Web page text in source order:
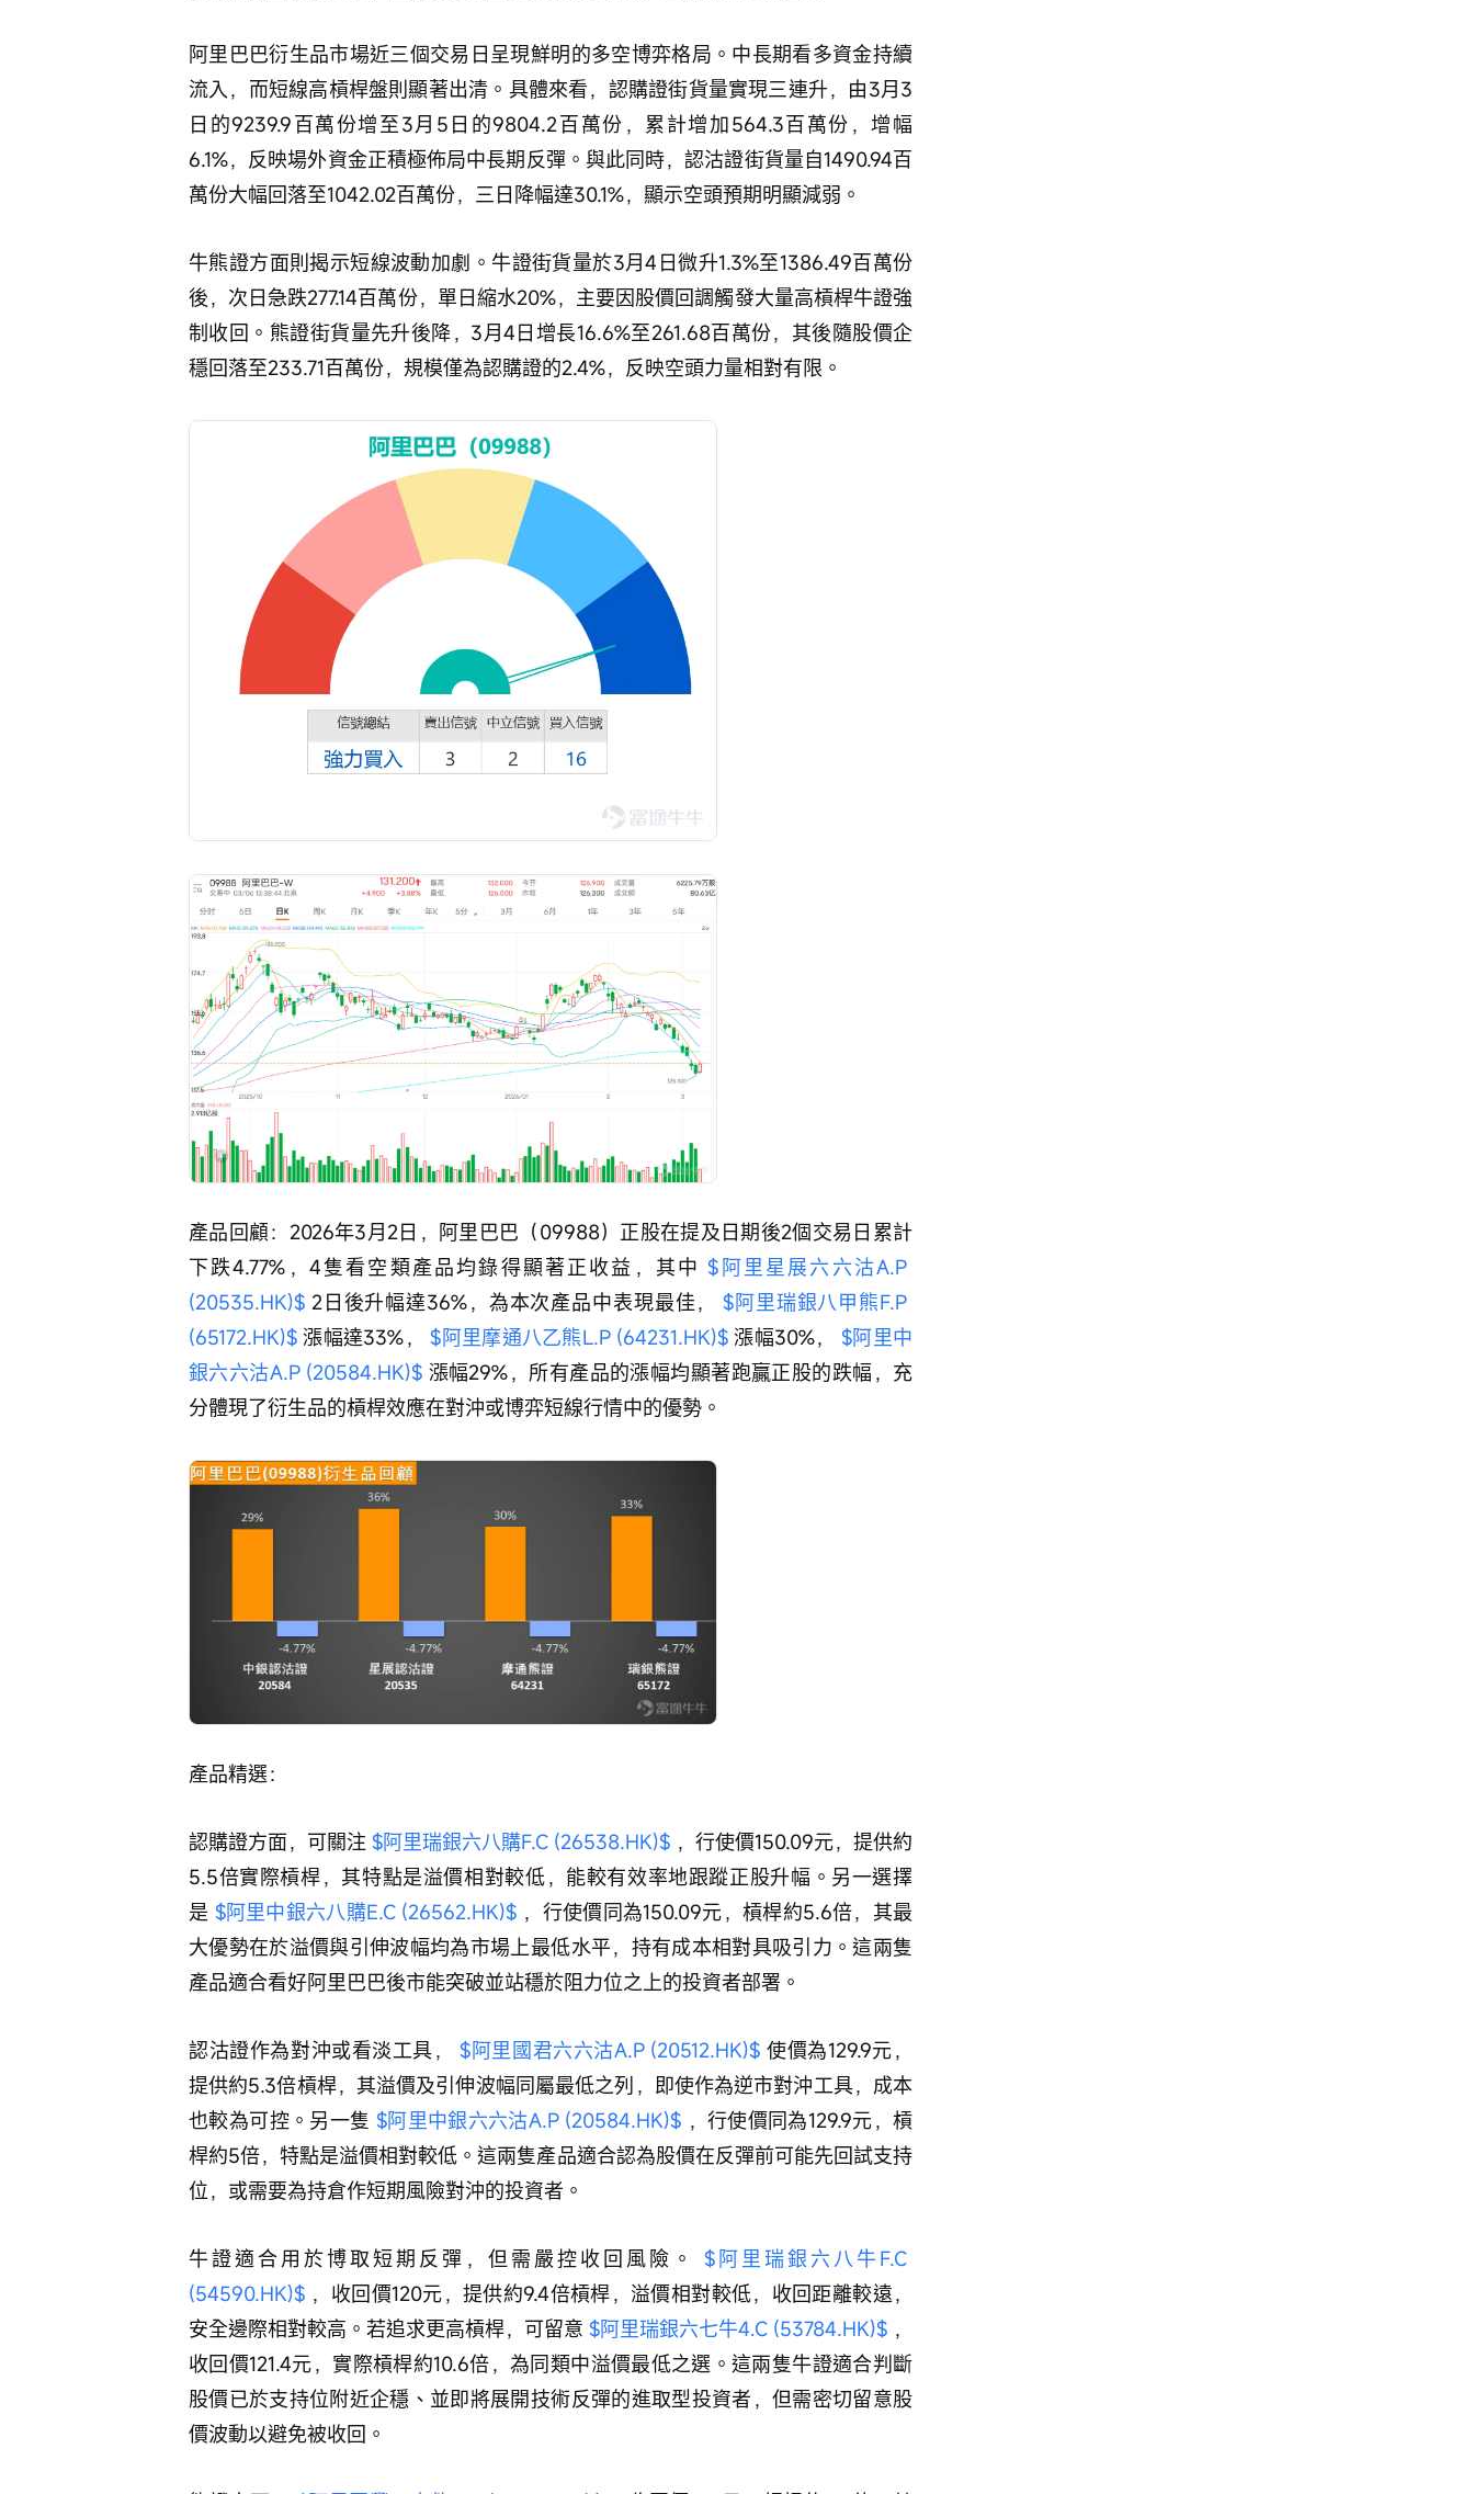
阿里巴巴衍生品市場近三個交易日呈現鮮明的多空博弈格局。中長期看多資金持續
流入，而短線高槓桿盤則顯著出清。具體來看，認購證街貨量實現三連升，由3月3
日的9239.9百萬份增至3月5日的9804.2百萬份，累計增加564.3百萬份，增幅
6.1%，反映場外資金正積極佈局中長期反彈。與此同時，認沽證街貨量自1490.94百
萬份大幅回落至1042.02百萬份，三日降幅達30.1%，顯示空頭預期明顯減弱。
牛熊證方面則揭示短線波動加劇。牛證街貨量於3月4日微升1.3%至1386.49百萬份
後，次日急跌277.14百萬份，單日縮水20%，主要因股價回調觸發大量高槓桿牛證強
制收回。熊證街貨量先升後降，3月4日增長16.6%至261.68百萬份，其後隨股價企
穩回落至233.71百萬份，規模僅為認購證的2.4%，反映空頭力量相對有限。
產品回顧：2026年3月2日，阿里巴巴（09988）正股在提及日期後2個交易日累計
下跌4.77%，4隻看空類產品均錄得顯著正收益，其中 $阿里星展六六沽A.P
(20535.HK)$ 2日後升幅達36%，為本次產品中表現最佳， $阿里瑞銀八甲熊F.P
(65172.HK)$ 漲幅達33%， $阿里摩通八乙熊L.P (64231.HK)$ 漲幅30%， $阿里中
銀六六沽A.P (20584.HK)$ 漲幅29%，所有產品的漲幅均顯著跑贏正股的跌幅，充
分體現了衍生品的槓桿效應在對沖或博弈短線行情中的優勢。
產品精選：
認購證方面，可關注 $阿里瑞銀六八購F.C (26538.HK)$ ，行使價150.09元，提供約
5.5倍實際槓桿，其特點是溢價相對較低，能較有效率地跟蹤正股升幅。另一選擇
是 $阿里中銀六八購E.C (26562.HK)$ ，行使價同為150.09元，槓桿約5.6倍，其最
大優勢在於溢價與引伸波幅均為市場上最低水平，持有成本相對具吸引力。這兩隻
產品適合看好阿里巴巴後市能突破並站穩於阻力位之上的投資者部署。
認沽證作為對沖或看淡工具， $阿里國君六六沽A.P (20512.HK)$ 使價為129.9元，
提供約5.3倍槓桿，其溢價及引伸波幅同屬最低之列，即使作為逆市對沖工具，成本
也較為可控。另一隻 $阿里中銀六六沽A.P (20584.HK)$ ，行使價同為129.9元，槓
桿約5倍，特點是溢價相對較低。這兩隻產品適合認為股價在反彈前可能先回試支持
位，或需要為持倉作短期風險對沖的投資者。
牛證適合用於博取短期反彈，但需嚴控收回風險。 $阿里瑞銀六八牛F.C
(54590.HK)$ ，收回價120元，提供約9.4倍槓桿，溢價相對較低，收回距離較遠，
安全邊際相對較高。若追求更高槓桿，可留意 $阿里瑞銀六七牛4.C (53784.HK)$ ，
收回價121.4元，實際槓桿約10.6倍，為同類中溢價最低之選。這兩隻牛證適合判斷
股價已於支持位附近企穩、並即將展開技術反彈的進取型投資者，但需密切留意股
價波動以避免被收回。